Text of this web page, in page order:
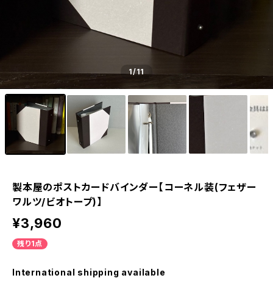
1/11
製本屋のポストカードバインダー【コーネル装(フェザー
ワルツ/ビオトープ)】
¥3,960
残り1点
International shipping available